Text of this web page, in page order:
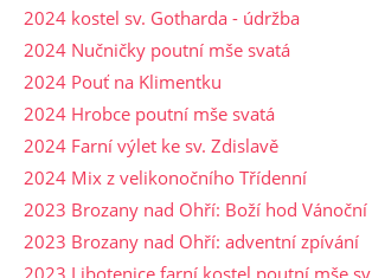
2024 kostel sv. Gotharda - údržba
2024 Nučničky poutní mše svatá
2024 Pouť na Klimentku
2024 Hrobce poutní mše svatá
2024 Farní výlet ke sv. Zdislavě
2024 Mix z velikonočního Třídenní
2023 Brozany nad Ohří: Boží hod Vánoční
2023 Brozany nad Ohří: adventní zpívání